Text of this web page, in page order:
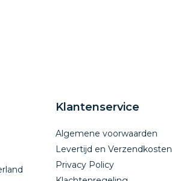
Klantenservice
Algemene voorwaarden
Levertijd en Verzendkosten
Privacy Policy